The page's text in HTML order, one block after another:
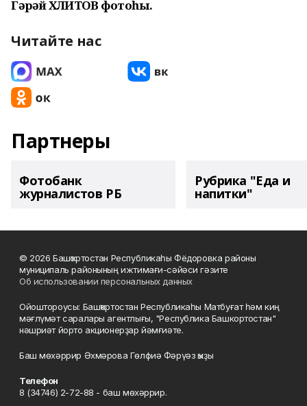
Гәрәй ХӘЛИТОВ фотоһы.
Читайте нас
Партнеры
Фотобанк
журналистов РБ
Рубрика "Еда и
напитки"
© 2026 Башҡортостан Республикаһы Фёдоровка районы
муниципаль районының ижтимағи-сәйәси гәзите
Об использовании персональных данных
Ойоштороусы: Башҡортостан Республикаһы Матбуғат һәм киң
мәғлүмәт саралары агентлығы, "Республика Башкортостан"
нәшриәт йорто акционерҙар йәмғиәте.
Баш мөхәррир Әхмәрова Гөлфиә Фәрүәз ҡыҙы
Телефон
8 (34746) 2-72-88 - баш мөхәррир.